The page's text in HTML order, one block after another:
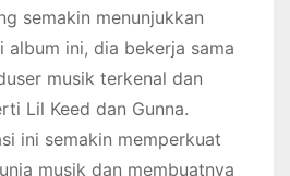
semakin menunjukkan
album ini, dia bekerja sama
musik terkenal dan
Lil Keed dan Gunna.
ini semakin memperkuat
musik dan membuatnya